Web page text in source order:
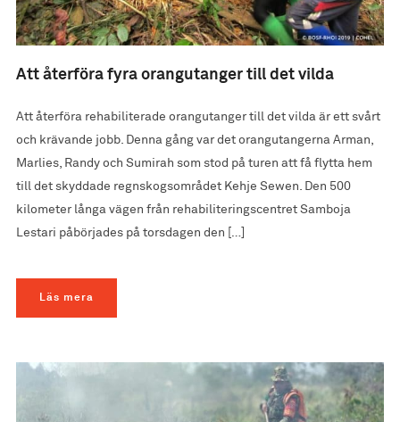
Att återföra fyra orangutanger till det vilda
Att återföra rehabiliterade orangutanger till det vilda är ett svårt
och krävande jobb. Denna gång var det orangutangerna Arman,
Marlies, Randy och Sumirah som stod på turen att få flytta hem
till det skyddade regnskogsområdet Kehje Sewen. Den 500
kilometer långa vägen från rehabiliteringscentret Samboja
Lestari påbörjades på torsdagen den […]
Läs mera